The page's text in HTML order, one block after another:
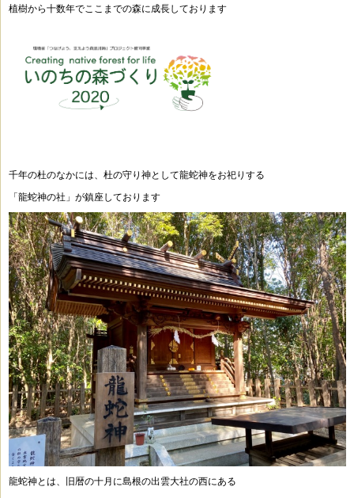
植樹から十数年でここまでの森に成長しております
千年の杜のなかには、杜の守り神として龍蛇神をお祀りする
「龍蛇神の社」が鎮座しております
龍蛇神とは、旧暦の十月に島根の出雲大社の西にある